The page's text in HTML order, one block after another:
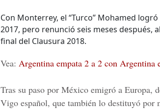
Con Monterrey, el “Turco” Mohamed
2017, pero renunció seis meses después,
final del Clausura 2018.
Vea: Argentina empata 2 a 2 con Argentina
Tras su paso por México emigró a Europa,
Vigo español, que también lo destituyó por